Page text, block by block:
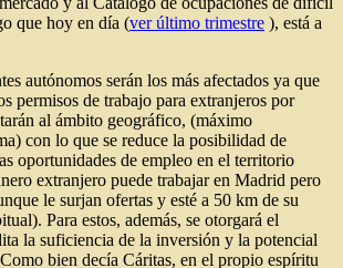
que hoy en día (ver último trimestre ), está a
serán los más afectados ya que
permisos de trabajo para extranjeros por
al ámbito geográfico, (máximo
con lo que se reduce la posibilidad de
oportunidades de empleo en el territorio
extranjero puede trabajar en Madrid pero
le surjan ofertas y esté a 50 km de su
Para estos, además, se otorgará el
la suficiencia de la inversión y la potencial
bien decía Cáritas, en el propio espíritu